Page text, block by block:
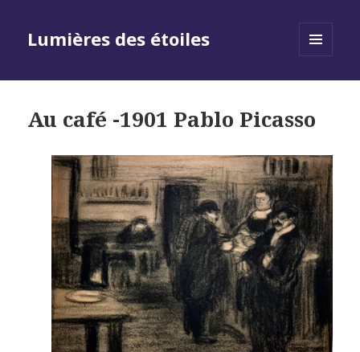
Lumières des étoiles
Au café -1901 Pablo Picasso